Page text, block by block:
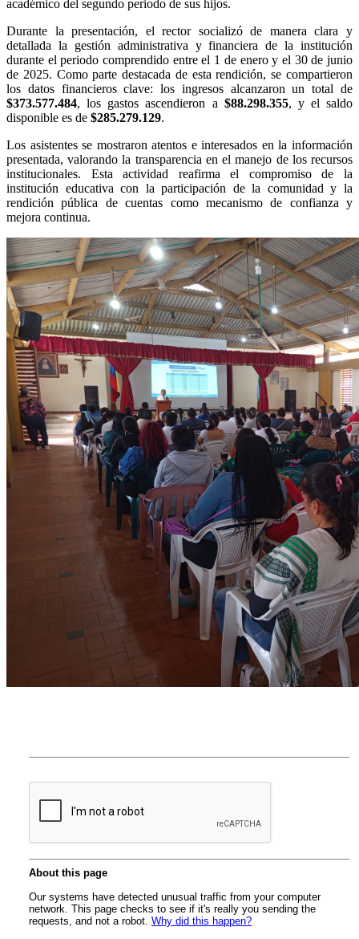
académico del segundo periodo de sus hijos.
Durante la presentación, el rector socializó de manera clara y
detallada la gestión administrativa y financiera de la institución
durante el periodo comprendido entre el 1 de enero y el 30 de junio
de 2025. Como parte destacada de esta rendición, se compartieron
los datos financieros clave: los ingresos alcanzaron un total de
$373.577.484, los gastos ascendieron a $88.298.355, y el saldo
disponible es de $285.279.129.
Los asistentes se mostraron atentos e interesados en la información
presentada, valorando la transparencia en el manejo de los recursos
institucionales. Esta actividad reafirma el compromiso de la
institución educativa con la participación de la comunidad y la
rendición pública de cuentas como mecanismo de confianza y
mejora continua.